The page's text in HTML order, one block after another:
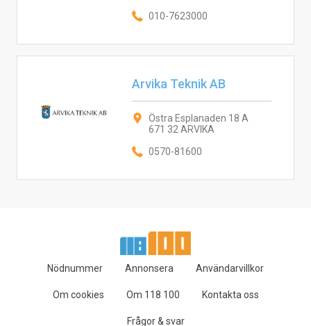
010-7623000
Arvika Teknik AB
Östra Esplanaden 18 A
671 32 ARVIKA
0570-81600
Nödnummer Annonsera Användarvillkor
Om cookies Om 118 100 Kontakta oss
Frågor & svar